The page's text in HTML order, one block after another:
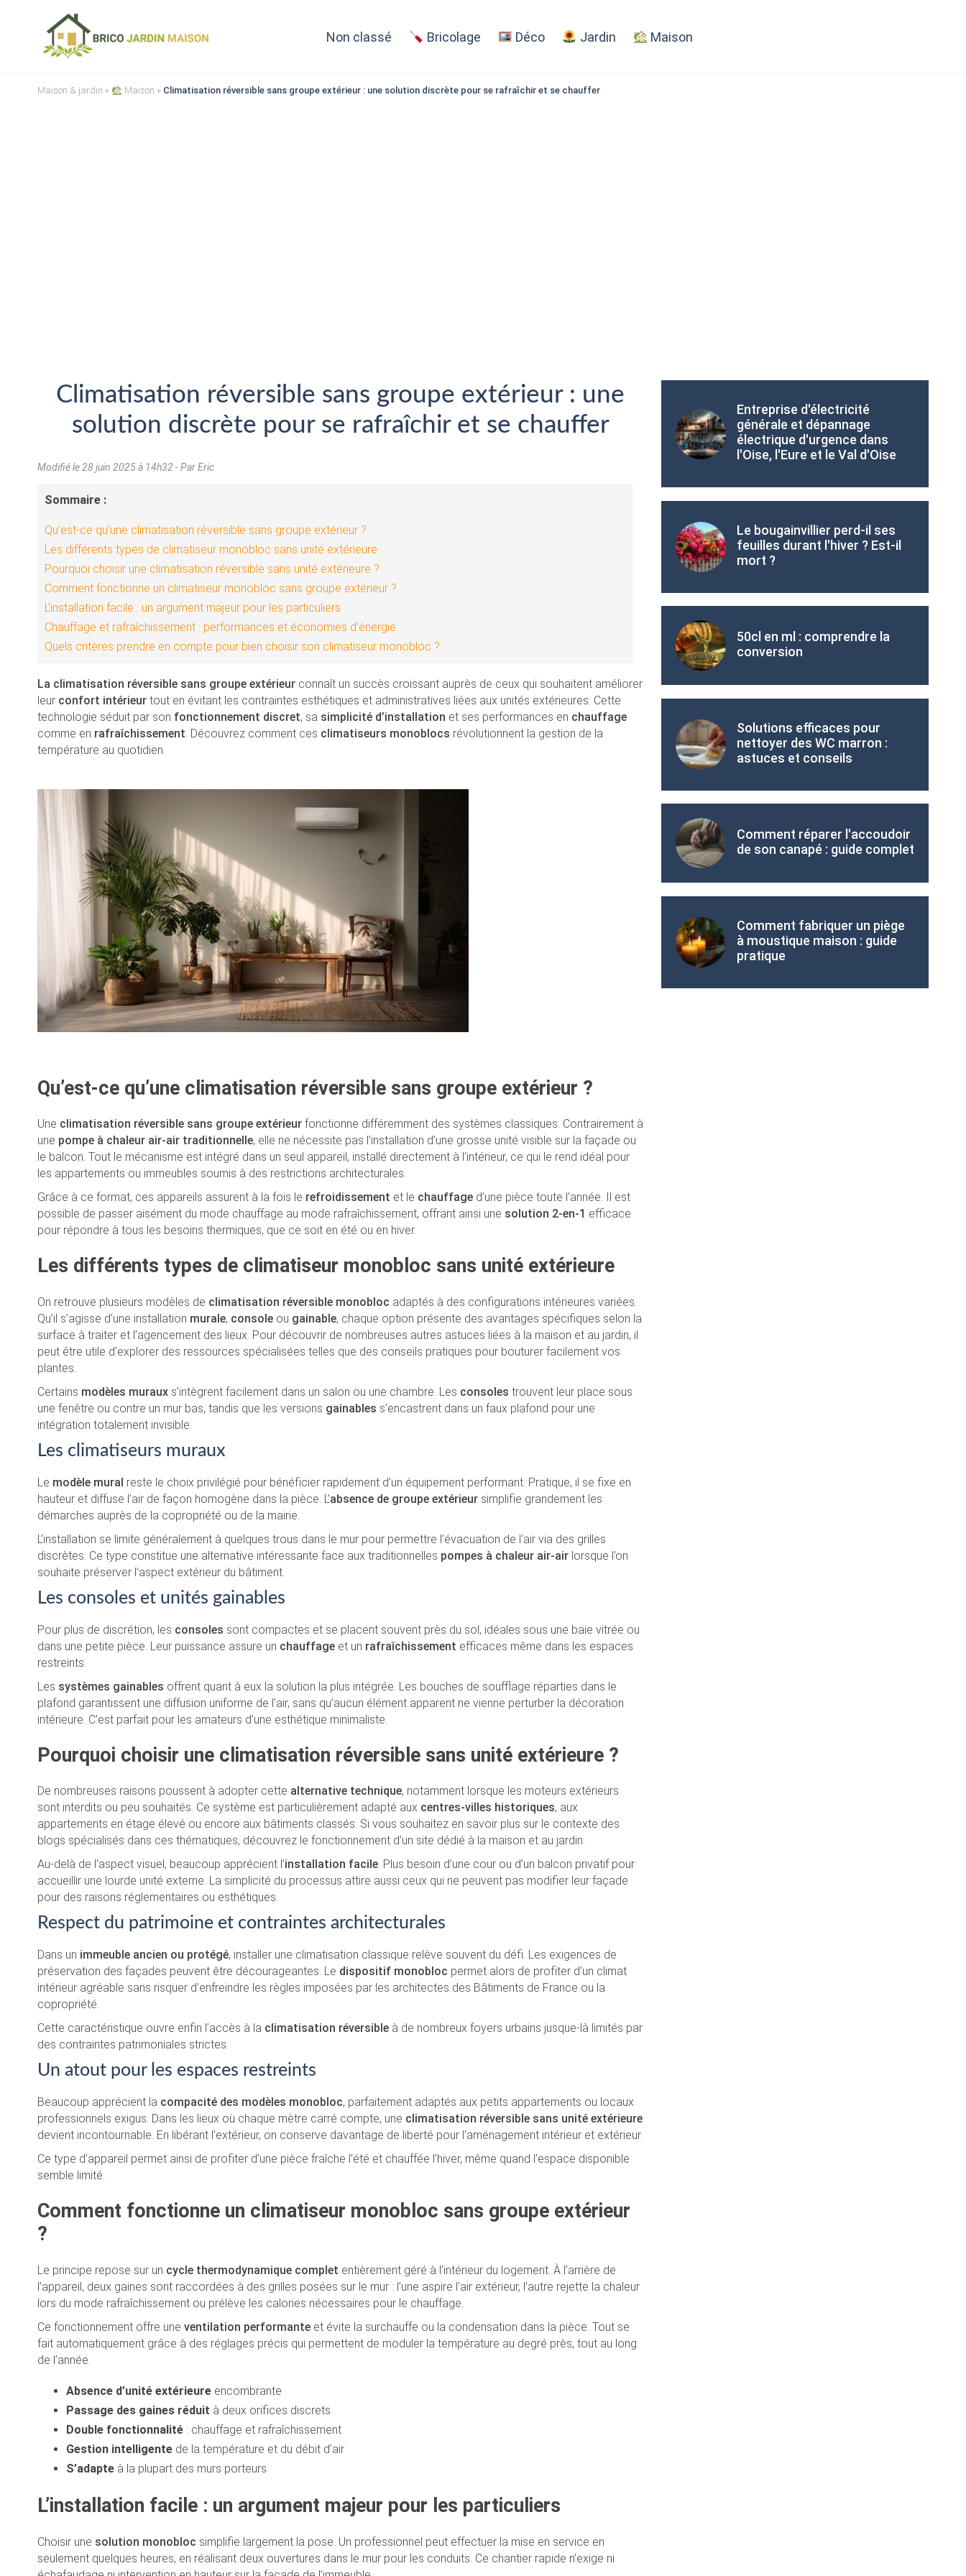
Non classé Bricolage Déco Jardin Maison
Maison & jardin » Maison » Climatisation réversible sans groupe extérieur : une solution discrète pour se rafraîchir et se chauffer
Climatisation réversible sans groupe extérieur : une
solution discrète pour se rafraîchir et se chauffer
Modifié le28 juin 2025 à 14h32 - Par Eric
Sommaire :
Qu’est-ce qu’une climatisation réversible sans groupe extérieur ?
Les différents types de climatiseur monobloc sans unité extérieure
Pourquoi choisir une climatisation réversible sans unité extérieure ?
Comment fonctionne un climatiseur monobloc sans groupe extérieur ?
L’installation facile : un argument majeur pour les particuliers
Chauffage et rafraîchissement : performances et économies d’énergie
Quels critères prendre en compte pour bien choisir son climatiseur monobloc ?
La climatisation réversible sans groupe extérieur connaît un succès croissant auprès de ceux qui souhaitent améliorer
leur confort intérieur tout en évitant les contraintes esthétiques et administratives liées aux unités extérieures. Cette
technologie séduit par son fonctionnement discret, sa simplicité d’installation et ses performances en chauffage
comme en rafraîchissement. Découvrez comment ces climatiseurs monoblocs révolutionnent la gestion de la
température au quotidien.
Qu’est-ce qu’une climatisation réversible sans groupe extérieur ?
Une climatisation réversible sans groupe extérieur fonctionne différemment des systèmes classiques. Contrairement à
une pompe à chaleur air-air traditionnelle, elle ne nécessite pas l’installation d’une grosse unité visible sur la façade ou
le balcon. Tout le mécanisme est intégré dans un seul appareil, installé directement à l’intérieur, ce qui le rend idéal pour
les appartements ou immeubles soumis à des restrictions architecturales.
Grâce à ce format, ces appareils assurent à la fois le refroidissement et le chauffage d’une pièce toute l’année. Il est
possible de passer aisément du mode chauffage au mode rafraîchissement, offrant ainsi une solution 2-en-1 efficace
pour répondre à tous les besoins thermiques, que ce soit en été ou en hiver.
Les différents types de climatiseur monobloc sans unité extérieure
On retrouve plusieurs modèles de climatisation réversible monobloc adaptés à des configurations intérieures variées.
Qu’il s’agisse d’une installation murale, console ou gainable, chaque option présente des avantages spécifiques selon la
surface à traiter et l’agencement des lieux. Pour découvrir de nombreuses autres astuces liées à la maison et au jardin, il
peut être utile d’explorer des ressources spécialisées telles que des conseils pratiques pour bouturer facilement vos
plantes.
Certains modèles muraux s’intègrent facilement dans un salon ou une chambre. Les consoles trouvent leur place sous
une fenêtre ou contre un mur bas, tandis que les versions gainables s’encastrent dans un faux plafond pour une
intégration totalement invisible.
Les climatiseurs muraux
Le modèle mural reste le choix privilégié pour bénéficier rapidement d’un équipement performant. Pratique, il se fixe en
hauteur et diffuse l’air de façon homogène dans la pièce. L’absence de groupe extérieur simplifie grandement les
démarches auprès de la copropriété ou de la mairie.
L’installation se limite généralement à quelques trous dans le mur pour permettre l’évacuation de l’air via des grilles
discrètes. Ce type constitue une alternative intéressante face aux traditionnelles pompes à chaleur air-air lorsque l’on
souhaite préserver l’aspect extérieur du bâtiment.
Les consoles et unités gainables
Pour plus de discrétion, les consoles sont compactes et se placent souvent près du sol, idéales sous une baie vitrée ou
dans une petite pièce. Leur puissance assure un chauffage et un rafraîchissement efficaces même dans les espaces
restreints.
Les systèmes gainables offrent quant à eux la solution la plus intégrée. Les bouches de soufflage réparties dans le
plafond garantissent une diffusion uniforme de l’air, sans qu’aucun élément apparent ne vienne perturber la décoration
intérieure. C’est parfait pour les amateurs d’une esthétique minimaliste.
Pourquoi choisir une climatisation réversible sans unité extérieure ?
De nombreuses raisons poussent à adopter cette alternative technique, notamment lorsque les moteurs extérieurs
sont interdits ou peu souhaités. Ce système est particulièrement adapté aux centres-villes historiques, aux
appartements en étage élevé ou encore aux bâtiments classés. Si vous souhaitez en savoir plus sur le contexte des
blogs spécialisés dans ces thématiques, découvrez le fonctionnement d’un site dédié à la maison et au jardin.
Au-delà de l’aspect visuel, beaucoup apprécient l’installation facile. Plus besoin d’une cour ou d’un balcon privatif pour
accueillir une lourde unité externe. La simplicité du processus attire aussi ceux qui ne peuvent pas modifier leur façade
pour des raisons réglementaires ou esthétiques.
Respect du patrimoine et contraintes architecturales
Dans un immeuble ancien ou protégé, installer une climatisation classique relève souvent du défi. Les exigences de
préservation des façades peuvent être décourageantes. Le dispositif monobloc permet alors de profiter d’un climat
intérieur agréable sans risquer d’enfreindre les règles imposées par les architectes des Bâtiments de France ou la
copropriété.
Cette caractéristique ouvre enfin l’accès à la climatisation réversible à de nombreux foyers urbains jusque-là limités par
des contraintes patrimoniales strictes.
Un atout pour les espaces restreints
Beaucoup apprécient la compacité des modèles monobloc, parfaitement adaptés aux petits appartements ou locaux
professionnels exigus. Dans les lieux où chaque mètre carré compte, une climatisation réversible sans unité extérieure
devient incontournable. En libérant l’extérieur, on conserve davantage de liberté pour l’aménagement intérieur et extérieur.
Ce type d’appareil permet ainsi de profiter d’une pièce fraîche l’été et chauffée l’hiver, même quand l’espace disponible
semble limité.
Comment fonctionne un climatiseur monobloc sans groupe extérieur
?
Le principe repose sur un cycle thermodynamique complet entièrement géré à l’intérieur du logement. À l’arrière de
l’appareil, deux gaines sont raccordées à des grilles posées sur le mur : l’une aspire l’air extérieur, l’autre rejette la chaleur
lors du mode rafraîchissement ou prélève les calories nécessaires pour le chauffage.
Ce fonctionnement offre une ventilation performante et évite la surchauffe ou la condensation dans la pièce. Tout se
fait automatiquement grâce à des réglages précis qui permettent de moduler la température au degré près, tout au long
de l’année.
Absence d’unité extérieure encombrante
Passage des gaines réduit à deux orifices discrets
Double fonctionnalité : chauffage et rafraîchissement
Gestion intelligente de la température et du débit d’air
S’adapte à la plupart des murs porteurs
L’installation facile : un argument majeur pour les particuliers
Choisir une solution monobloc simplifie largement la pose. Un professionnel peut effectuer la mise en service en
seulement quelques heures, en réalisant deux ouvertures dans le mur pour les conduits. Ce chantier rapide n’exige ni
Entreprise d'électricité
générale et dépannage
électrique d'urgence dans
l'Oise, l'Eure et le Val d'Oise
Le bougainvillier perd-il ses
feuilles durant l'hiver ? Est-il
mort ?
50cl en ml : comprendre la
conversion
Solutions efficaces pour
nettoyer des WC marron :
astuces et conseils
Comment réparer l'accoudoir
de son canapé : guide complet
Comment fabriquer un piège
à moustique maison : guide
pratique